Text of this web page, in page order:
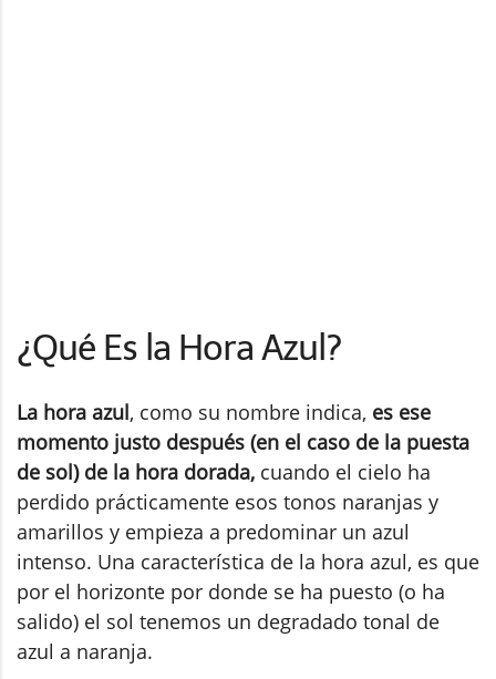
¿Qué Es la Hora Azul?
La hora azul, como su nombre indica, es ese
momento justo después (en el caso de la puesta
de sol) de la hora dorada, cuando el cielo ha
perdido prácticamente esos tonos naranjas y
amarillos y empieza a predominar un azul
intenso. Una característica de la hora azul, es que
por el horizonte por donde se ha puesto (o ha
salido) el sol tenemos un degradado tonal de
azul a naranja.